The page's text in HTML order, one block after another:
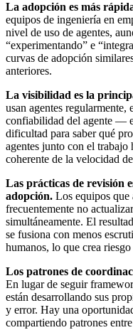
La adopción es más
equipos de ingeniería en
nivel de uso de agentes,
“experimentando” e
curvas de adopción
anteriores.
La visibilidad es la
usan agentes
confiabilidad del agente —
dificultad para saber qué
agentes junto con el trabajo
coherente de la velocidad
Las prácticas de revisión
adopción. Los equipos que
frecuentemente no
simultáneamente. El
se fusiona con menos
humanos, lo que crea
Los patrones de
En lugar de seguir
están desarrollando sus
y error. Hay una
compartiendo patrones